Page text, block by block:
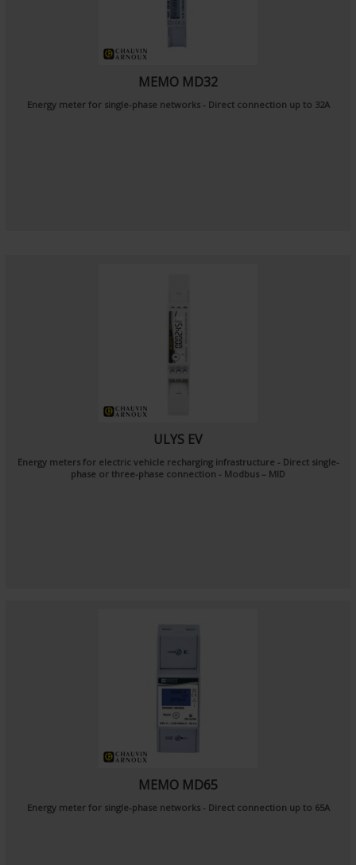
MEMO MD32
Energy meter for single-phase networks - Direct connection up to 32A
ULYS EV
Energy meters for electric vehicle recharging infrastructure - Direct single-
phase or three-phase connection - Modbus – MID
MEMO MD65
Energy meter for single-phase networks - Direct connection up to 65A